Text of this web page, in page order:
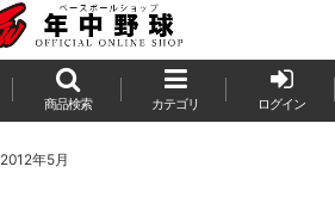
商品検索 カテゴリ ログイン
2012年5月